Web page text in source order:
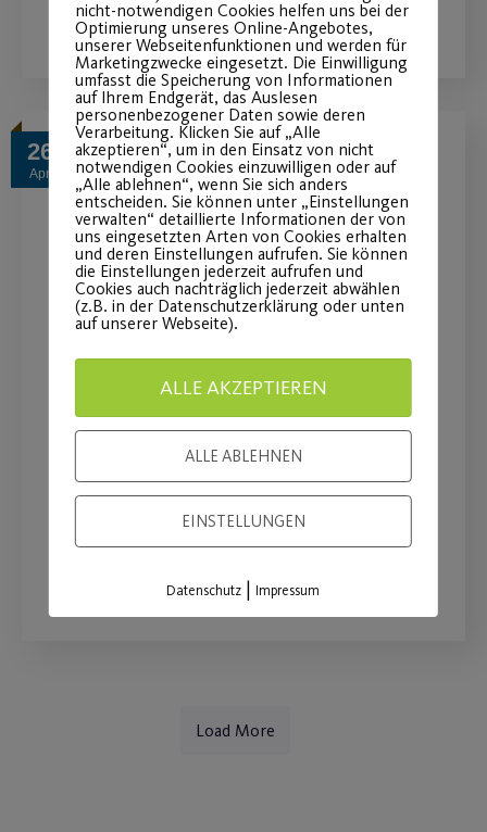
WEITERLESEN
26
Apr.
You’ve got to move it !
Bewegungsangebot für Kinder und
Jugendliche mit Übergewicht
Load More
nicht-notwendigen Cookies helfen uns bei der
Optimierung unseres Online-Angebotes,
unserer Webseitenfunktionen und werden für
Marketingzwecke eingesetzt. Die Einwilligung
umfasst die Speicherung von Informationen
auf Ihrem Endgerät, das Auslesen
personenbezogener Daten sowie deren
Verarbeitung. Klicken Sie auf „Alle
akzeptieren“, um in den Einsatz von nicht
notwendigen Cookies einzuwilligen oder auf
„Alle ablehnen“, wenn Sie sich anders
entscheiden. Sie können unter „Einstellungen
verwalten“ detaillierte Informationen der von
uns eingesetzten Arten von Cookies erhalten
und deren Einstellungen aufrufen. Sie können
die Einstellungen jederzeit aufrufen und
Cookies auch nachträglich jederzeit abwählen
(z.B. in der Datenschutzerklärung oder unten
auf unserer Webseite).
ALLE AKZEPTIEREN
ALLE ABLEHNEN
EINSTELLUNGEN
Datenschutz |Impressum